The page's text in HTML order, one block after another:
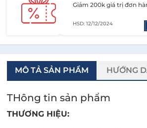
Giảm 200k giá trị đơn
HSD: 12/12/2024
MÔ TẢ SẢN PHẨM HƯỚNG
THông tin sản phẩm
THƯƠNG HIỆU: